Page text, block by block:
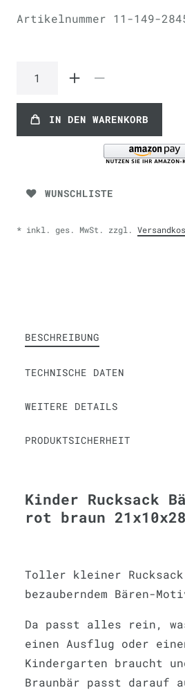
Artikelnummer 11-149-
IN DEN WARENKORB
WUNSCHLISTE
* inkl. ges. MwSt. zzgl.
BESCHREIBUNG
TECHNISCHE DATEN
WEITERE DETAILS
PRODUKTSICHERHEIT
Kinder Rucksack
rot braun
Toller kleiner
bezauberndem Bären-
Da passt alles rein,
einen Ausflug oder
Kindergarten braucht
Braunbär passt darauf